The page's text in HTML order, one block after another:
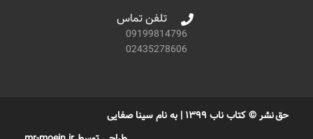
تلفن تماس
09199814796
02435278606
حق نشر © کتاب ناب ۱۳۹۹ | به نام سینا صفایی